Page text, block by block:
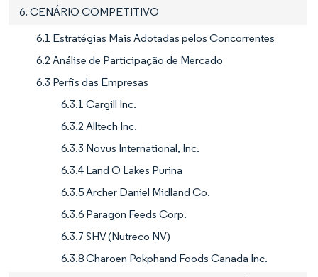
6. CENÁRIO COMPETITIVO
6.1 Estratégias Mais Adotadas pelos Concorrentes
6.2 Análise de Participação de Mercado
6.3 Perfis das Empresas
6.3.1 Cargill Inc.
6.3.2 Alltech Inc.
6.3.3 Novus International, Inc.
6.3.4 Land O Lakes Purina
6.3.5 Archer Daniel Midland Co.
6.3.6 Paragon Feeds Corp.
6.3.7 SHV (Nutreco NV)
6.3.8 Charoen Pokphand Foods Canada Inc.